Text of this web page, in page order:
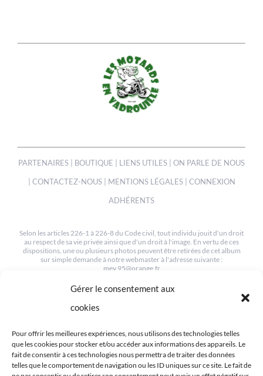
Gérer le consentement aux
cookies
Pour offrir les meilleures expériences, nous utilisons des technologies telles
que les cookies pour stocker et/ou accéder aux informations des appareils. Le
fait de consentir à ces technologies nous permettra de traiter des données
telles que le comportement de navigation ou les ID uniques sur ce site. Le fait de
PARTENAIRES BOUTIQUE LIENS UTILES
ON PARLE DE NOUS
CONTACTEZ-NOUS| MENTIONS LÉGALES| CONNEXION
ADHÉRENTS
Selon les articles 226-1 à 226-8 du Code civil, tout individu jouit d'un droit
au respect de sa vie privée ainsi que d'un droit à l'image. En vertu de ces
dispositions, une ou plusieurs photos peuvent être retirées de cet album
sur simple demande à notre webmaster à l'adresse suivante :
mev.95@orange.fr
© COPYRIGHT 2012-2022 | TOUS LES DROITS SONT RESERVÉS
| CRÉÉ PAR MEV95